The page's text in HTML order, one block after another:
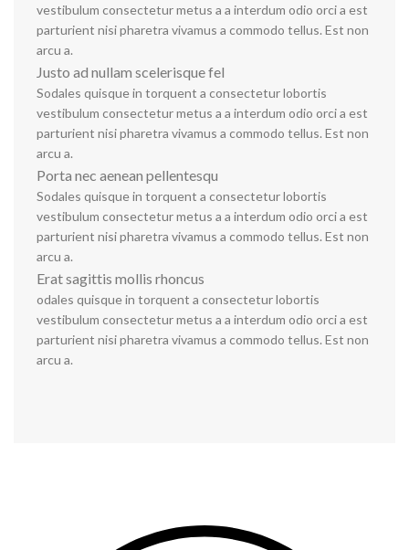
vestibulum consectetur metus a a interdum odio orci a est
parturient nisi pharetra vivamus a commodo tellus. Est non
arcu a.
Justo ad nullam scelerisque fel
Sodales quisque in torquent a consectetur lobortis
vestibulum consectetur metus a a interdum odio orci a est
parturient nisi pharetra vivamus a commodo tellus. Est non
arcu a.
Porta nec aenean pellentesqu
Sodales quisque in torquent a consectetur lobortis
vestibulum consectetur metus a a interdum odio orci a est
parturient nisi pharetra vivamus a commodo tellus. Est non
arcu a.
Erat sagittis mollis rhoncus
odales quisque in torquent a consectetur lobortis
vestibulum consectetur metus a a interdum odio orci a est
parturient nisi pharetra vivamus a commodo tellus. Est non
arcu a.